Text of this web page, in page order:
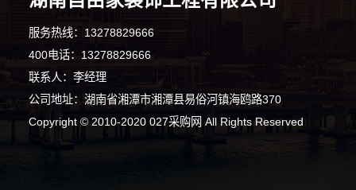
服务热线：13278829666
400电话：13278829666
联系人：李经理
公司地址：湖南省湘潭市湘潭县易俗河镇海鸥路370
Copyright © 2010-2020 027采购网 All Rights Reserved
7分钟前 马小姐 正在咨询